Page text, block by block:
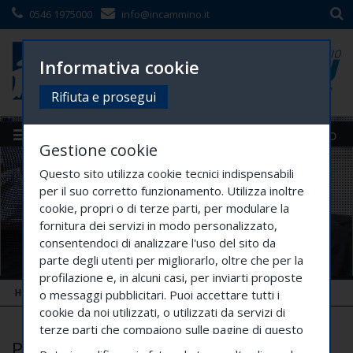
Siti Gruppo
0546 1975000 info@incammino.it
HOME SERVIZI ANZIANI PIEMONTE
Informativa cookie
Rifiuta e prosegui
Gestione cookie
Questo sito utilizza cookie tecnici indispensabili
per il suo corretto funzionamento. Utilizza inoltre
cookie, propri o di terze parti, per modulare la
fornitura dei servizi in modo personalizzato,
consentendoci di analizzare l'uso del sito da
parte degli utenti per migliorarlo, oltre che per la
profilazione e, in alcuni casi, per inviarti proposte
o messaggi pubblicitari. Puoi accettare tutti i
cookie da noi utilizzati, o utilizzati da servizi di
terze parti che compaiono sulle pagine di questo
sito, premendo il pulsante "Accetta tutti i cookie"